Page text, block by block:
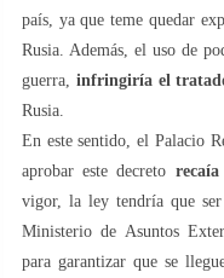
país, ya que teme quedar
Rusia. Además, el uso de
guerra, infringiría el
Rusia.
En este sentido, el Palacio
aprobar este decreto
vigor, la ley tendría que
Ministerio de Asuntos
para garantizar que se